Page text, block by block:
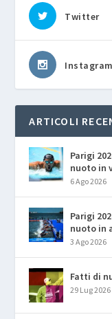
Twitter
Instagram
ARTICOLI
Parigi
nuoto in
6 Ago 2026
Parigi
nuoto in
3 Ago 2026
Fatti di
29 Lug 2026